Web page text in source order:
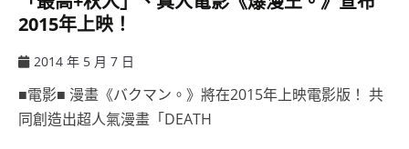
2015年上映！
2014 年 5 月 7 日
■電影■ 漫畫《バクマン。》將在2015年上映電影版！ 共
同創造出超人氣漫畫「DEATH